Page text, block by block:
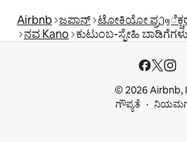
Airbnb ಜಪಾನ್ ಟೋಕಿಯೋ
ನವ Kano ಕುಟುಂಬ-ಸ್ನೇಹಿ ಬಾಡಿಗೆಗಳು
© 2026 Airbnb,
ಗೌಪ್ಯತೆ